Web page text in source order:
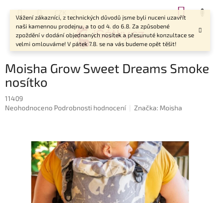
Vážení zákazníci, z technických důvodů jsme byli nuceni uzavřít
naši kamennou prodejnu, a to od 4. do 6.8. Za způsobené
zpoždění v dodání objednaných nosítek a přesunuté konzultace se
velmi omlouváme! V pátek 7.8. se na vás budeme opět těšit!
CZK
Moisha Grow Sweet Dreams Smoke
nosítko
11409
Průměrné
hvězdiček.
Neohodnoceno Podrobnosti hodnocení Značka: Moisha